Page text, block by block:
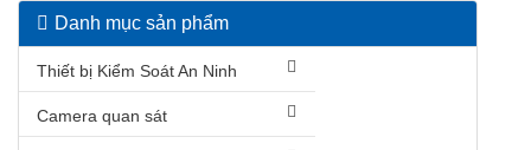
Danh mục sản phẩm
Thiết bị Kiểm Soát An Ninh
Camera quan sát